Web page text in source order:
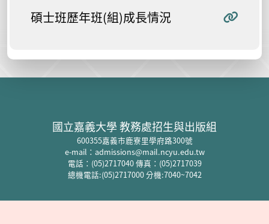
碩士班歷年班(組)成長情況
國立嘉義大學 教務處招生與出版組
600355嘉義市鹿寮里學府路300號
e-mail ： admissions@mail.ncyu.edu.tw
電話： (05)2717040傳真： (05)2717039
總機電話:(05)2717000 分機:7040~7042